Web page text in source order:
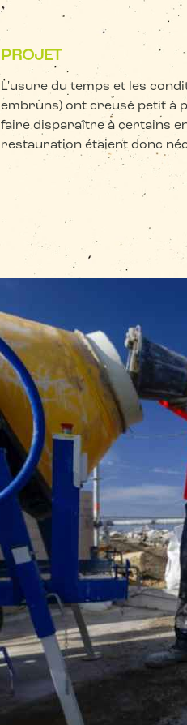
PROJET
L'usure du temps et les
embruns) ont creusé petit à
faire disparaître à certains
restauration étaient donc